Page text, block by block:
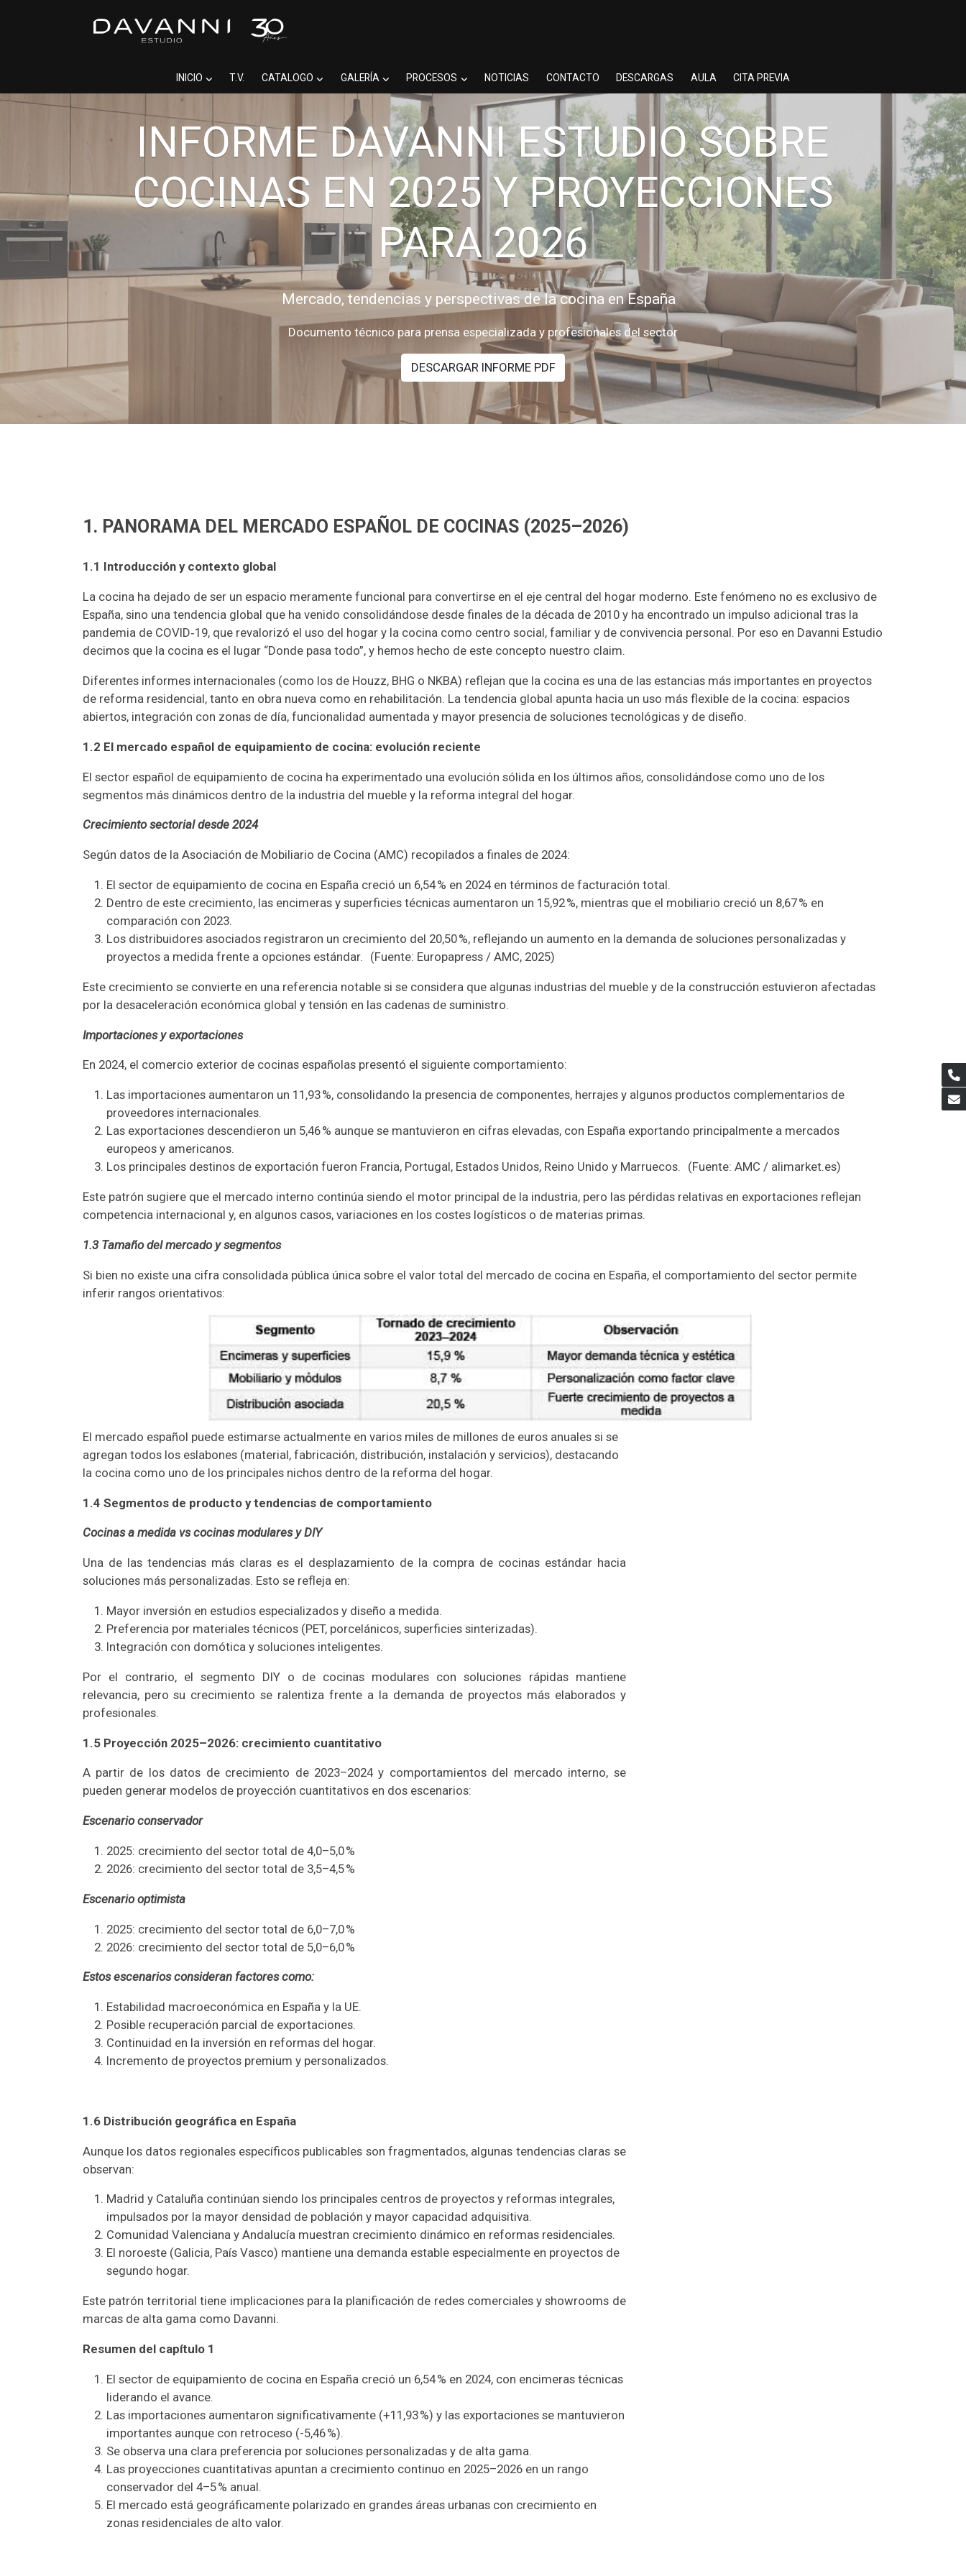
INICIO T.V. CATALOGO GALERÍA PROCESOS NOTICIAS CONTACTO DESCARGAS AULA CITA PREVIA
INFORME DAVANNI ESTUDIO SOBRE
COCINAS EN 2025 Y PROYECCIONES
PARA 2026
Mercado, tendencias y perspectivas de la cocina en España
Documento técnico para prensa especializada y profesionales del sector
DESCARGAR INFORME PDF
1. PANORAMA DEL MERCADO ESPAÑOL DE COCINAS (2025–2026)
1.1 Introducción y contexto global
La cocina ha dejado de ser un espacio meramente funcional para convertirse en el eje central del hogar moderno. Este fenómeno no es exclusivo de
España, sino una tendencia global que ha venido consolidándose desde finales de la década de 2010 y ha encontrado un impulso adicional tras la
pandemia de COVID‑19, que revalorizó el uso del hogar y la cocina como centro social, familiar y de convivencia personal. Por eso en Davanni Estudio
decimos que la cocina es el lugar “Donde pasa todo”, y hemos hecho de este concepto nuestro claim.
Diferentes informes internacionales (como los de Houzz, BHG o NKBA) reflejan que la cocina es una de las estancias más importantes en proyectos
de reforma residencial, tanto en obra nueva como en rehabilitación. La tendencia global apunta hacia un uso más flexible de la cocina: espacios
abiertos, integración con zonas de día, funcionalidad aumentada y mayor presencia de soluciones tecnológicas y de diseño.
1.2 El mercado español de equipamiento de cocina: evolución reciente
El sector español de equipamiento de cocina ha experimentado una evolución sólida en los últimos años, consolidándose como uno de los
segmentos más dinámicos dentro de la industria del mueble y la reforma integral del hogar.
Crecimiento sectorial desde 2024
Según datos de la Asociación de Mobiliario de Cocina (AMC) recopilados a finales de 2024:
El sector de equipamiento de cocina en España creció un 6,54 % en 2024 en términos de facturación total.
Dentro de este crecimiento, las encimeras y superficies técnicas aumentaron un 15,92 %, mientras que el mobiliario creció un 8,67 % en
comparación con 2023.
Los distribuidores asociados registraron un crecimiento del 20,50 %, reflejando un aumento en la demanda de soluciones personalizadas y
proyectos a medida frente a opciones estándar. (Fuente: Europapress / AMC, 2025)
Este crecimiento se convierte en una referencia notable si se considera que algunas industrias del mueble y de la construcción estuvieron afectadas
por la desaceleración económica global y tensión en las cadenas de suministro.
Importaciones y exportaciones
En 2024, el comercio exterior de cocinas españolas presentó el siguiente comportamiento:
Las importaciones aumentaron un 11,93 %, consolidando la presencia de componentes, herrajes y algunos productos complementarios de
proveedores internacionales.
Las exportaciones descendieron un 5,46 % aunque se mantuvieron en cifras elevadas, con España exportando principalmente a mercados
europeos y americanos.
Los principales destinos de exportación fueron Francia, Portugal, Estados Unidos, Reino Unido y Marruecos. (Fuente: AMC / alimarket.es)
Este patrón sugiere que el mercado interno continúa siendo el motor principal de la industria, pero las pérdidas relativas en exportaciones reflejan
competencia internacional y, en algunos casos, variaciones en los costes logísticos o de materias primas.
1.3 Tamaño del mercado y segmentos
Si bien no existe una cifra consolidada pública única sobre el valor total del mercado de cocina en España, el comportamiento del sector permite
inferir rangos orientativos:
El mercado español puede estimarse actualmente en varios miles de millones de euros anuales si se
agregan todos los eslabones (material, fabricación, distribución, instalación y servicios), destacando
la cocina como uno de los principales nichos dentro de la reforma del hogar.
1.4 Segmentos de producto y tendencias de comportamiento
Cocinas a medida vs cocinas modulares y DIY
Una de las tendencias más claras es el desplazamiento de la compra de cocinas estándar hacia
soluciones más personalizadas. Esto se refleja en:
Mayor inversión en estudios especializados y diseño a medida.
Preferencia por materiales técnicos (PET, porcelánicos, superficies sinterizadas).
Integración con domótica y soluciones inteligentes.
Por el contrario, el segmento DIY o de cocinas modulares con soluciones rápidas mantiene
relevancia, pero su crecimiento se ralentiza frente a la demanda de proyectos más elaborados y
profesionales.
1.5 Proyección 2025–2026: crecimiento cuantitativo
A partir de los datos de crecimiento de 2023–2024 y comportamientos del mercado interno, se
pueden generar modelos de proyección cuantitativos en dos escenarios:
Escenario conservador
2025: crecimiento del sector total de 4,0–5,0 %
2026: crecimiento del sector total de 3,5–4,5 %
Escenario optimista
2025: crecimiento del sector total de 6,0–7,0 %
2026: crecimiento del sector total de 5,0–6,0 %
Estos escenarios consideran factores como:
Estabilidad macroeconómica en España y la UE.
Posible recuperación parcial de exportaciones.
Continuidad en la inversión en reformas del hogar.
Incremento de proyectos premium y personalizados.
1.6 Distribución geográfica en España
Aunque los datos regionales específicos publicables son fragmentados, algunas tendencias claras se
observan:
Madrid y Cataluña continúan siendo los principales centros de proyectos y reformas integrales,
impulsados por la mayor densidad de población y mayor capacidad adquisitiva.
Comunidad Valenciana y Andalucía muestran crecimiento dinámico en reformas residenciales.
El noroeste (Galicia, País Vasco) mantiene una demanda estable especialmente en proyectos de
segundo hogar.
Este patrón territorial tiene implicaciones para la planificación de redes comerciales y showrooms de
marcas de alta gama como Davanni.
Resumen del capítulo 1
El sector de equipamiento de cocina en España creció un 6,54 % en 2024, con encimeras técnicas
liderando el avance.
Las importaciones aumentaron significativamente (+11,93 %) y las exportaciones se mantuvieron
importantes aunque con retroceso (-5,46 %).
Se observa una clara preferencia por soluciones personalizadas y de alta gama.
Las proyecciones cuantitativas apuntan a crecimiento continuo en 2025–2026 en un rango
conservador del 4–5 % anual.
El mercado está geográficamente polarizado en grandes áreas urbanas con crecimiento en
zonas residenciales de alto valor.